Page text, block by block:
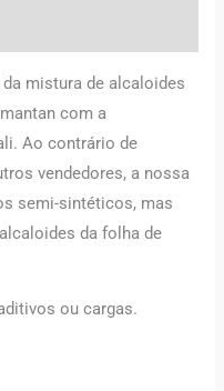
mistura de alcaloides
com a
Ao contrário de
vendedores, a nossa
semi-sintéticos, mas
da folha de
ou cargas.